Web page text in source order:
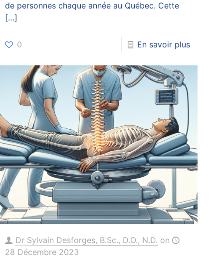
de personnes chaque année au Québec. Cette
[…]
0 En savoir plus
Dr Sylvain Desforges, B.Sc., D.O., N.D. on
28 Décembre 2023